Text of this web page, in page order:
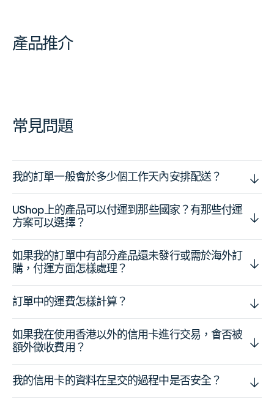
產品推介
常見問題
我的訂單一般會於多少個工作天內安排配送？
UShop上的產品可以付運到那些國家？有那些付運
方案可以選擇？
如果我的訂單中有部分產品還未發行或需於海外訂
購，付運方面怎樣處理？
訂單中的運費怎樣計算？
如果我在使用香港以外的信用卡進行交易，會否被
額外徵收費用？
我的信用卡的資料在呈交的過程中是否安全？